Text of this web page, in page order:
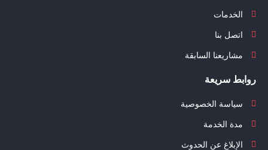
الخدمات
اتصل بنا
مشاريعنا السابقة
روابط سريعة
سياسة الخصوصية
مدة الخدمة
الإبلاغ عن الحدوث